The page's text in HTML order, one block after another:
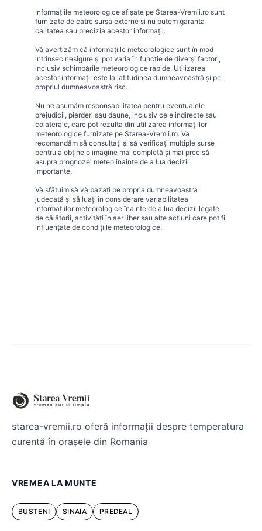
Informațiile meteorologice afișate pe Starea-Vremii.ro sunt
furnizate de catre sursa externe si nu putem garanta
calitatea sau precizia acestor informații.
Vă avertizăm că informațiile meteorologice sunt în mod
intrinsec nesigure și pot varia în funcție de diverși factori,
inclusiv schimbările meteorologice rapide. Utilizarea
acestor informații este la latitudinea dumneavoastră și pe
propriul dumneavoastră risc.
Nu ne asumăm responsabilitatea pentru eventualele
prejudicii, pierderi sau daune, inclusiv cele indirecte sau
colaterale, care pot rezulta din utilizarea informațiilor
meteorologice furnizate pe Starea-Vremii.ro. Vă
recomandăm să consultați și să verificați multiple surse
pentru a obține o imagine mai completă și mai precisă
asupra prognozei meteo înainte de a lua decizii
importante.
Vă sfătuim să vă bazați pe propria dumneavoastră
judecată și să luați în considerare variabilitatea
informațiilor meteorologice înainte de a lua decizii legate
de călătorii, activități în aer liber sau alte acțiuni care pot fi
influențate de condițiile meteorologice.
starea-vremii.ro oferă informații despre temperatura
curentă în orașele din Romania
VREMEA LA MUNTE
BUSTENI SINAIA PREDEAL